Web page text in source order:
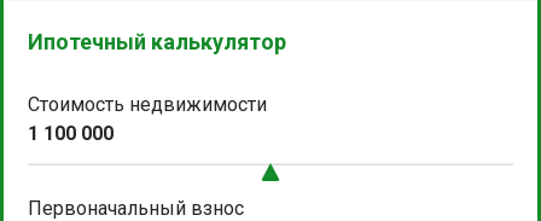
Ипотечный калькулятор
Стоимость недвижимости
1 100 000
Первоначальный взнос